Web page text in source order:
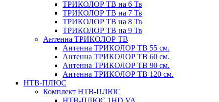
ТРИКОЛОР ТВ на 6 Тв
ТРИКОЛОР ТВ на 7 Тв
ТРИКОЛОР ТВ на 8 Тв
ТРИКОЛОР ТВ на 9 Тв
Антенна ТРИКОЛОР ТВ
Антенна ТРИКОЛОР ТВ 55 см.
Антенна ТРИКОЛОР ТВ 60 см.
Антенна ТРИКОЛОР ТВ 90 см.
Антенна ТРИКОЛОР ТВ 120 см.
НТВ-ПЛЮС
Комплект НТВ-ПЛЮС
НТВ-ПЛЮС 1HD VA